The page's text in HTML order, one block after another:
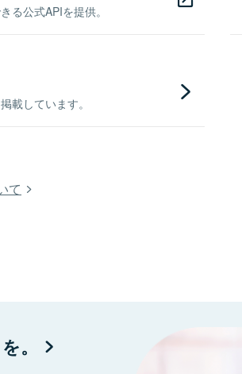
る公式APIを提供。
載しています。
て
。